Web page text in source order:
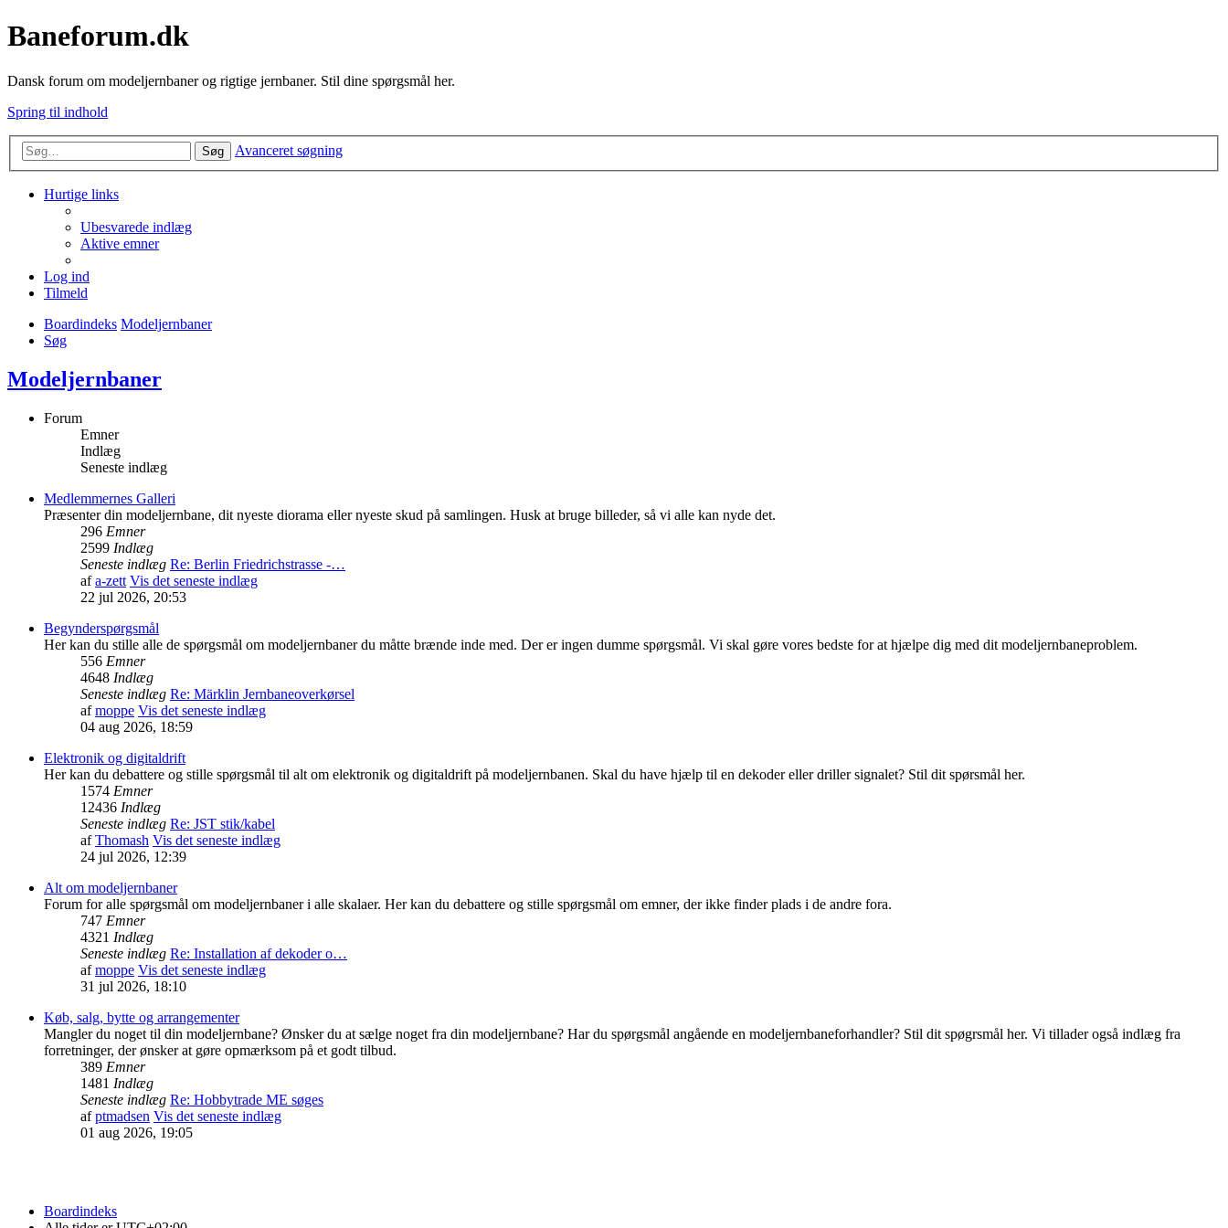
Baneforum.dk
Dansk forum om modeljernbaner og rigtige jernbaner. Stil dine spørgsmål her.
Spring til indhold
Søg Avanceret søgning
Hurtige links
Ubesvarede indlæg
Aktive emner
Log ind
Tilmeld
Boardindeks Modeljernbaner
Søg
Modeljernbaner
Forum
Emner
Indlæg
Seneste indlæg
Medlemmernes Galleri
Præsenter din modeljernbane, dit nyeste diorama eller nyeste skud på samlingen. Husk at bruge billeder, så vi alle kan nyde det.
296 Emner
2599 Indlæg
Seneste indlæg Re: Berlin Friedrichstrasse -…
afa-zett Vis det seneste indlæg
22 jul 2026, 20:53
Begynderspørgsmål
Her kan du stille alle de spørgsmål om modeljernbaner du måtte brænde inde med. Der er ingen dumme spørgsmål. Vi skal gøre vores bedste for at hjælpe dig med dit modeljernbaneproblem.
556 Emner
4648 Indlæg
Seneste indlæg Re: Märklin Jernbaneoverkørsel
afmoppe Vis det seneste indlæg
04 aug 2026, 18:59
Elektronik og digitaldrift
Her kan du debattere og stille spørgsmål til alt om elektronik og digitaldrift på modeljernbanen. Skal du have hjælp til en dekoder eller driller signalet? Stil dit spørsmål her.
1574 Emner
12436 Indlæg
Seneste indlæg Re: JST stik/kabel
afThomash Vis det seneste indlæg
24 jul 2026, 12:39
Alt om modeljernbaner
Forum for alle spørgsmål om modeljernbaner i alle skalaer. Her kan du debattere og stille spørgsmål om emner, der ikke finder plads i de andre fora.
747 Emner
4321 Indlæg
Seneste indlæg Re: Installation af dekoder o…
afmoppe Vis det seneste indlæg
31 jul 2026, 18:10
Køb, salg, bytte og arrangementer
Mangler du noget til din modeljernbane? Ønsker du at sælge noget fra din modeljernbane? Har du spørgsmål angående en modeljernbaneforhandler? Stil dit spøgrsmål her. Vi tillader også indlæg fra
forretninger, der ønsker at gøre opmærksom på et godt tilbud.
389 Emner
1481 Indlæg
Seneste indlæg Re: Hobbytrade ME søges
afptmadsen Vis det seneste indlæg
01 aug 2026, 19:05
Boardindeks